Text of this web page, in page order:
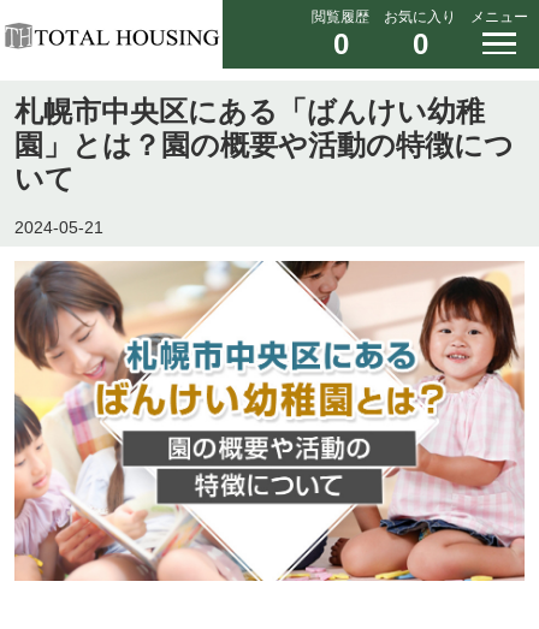
閲覧履歴
0
お気に入り
0
メニュー
札幌市中央区にある「ばんけい幼稚
園」とは？園の概要や活動の特徴につ
いて
2024-05-21